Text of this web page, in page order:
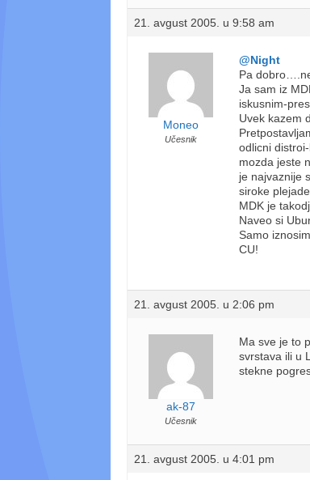
21. avgust 2005. u 9:58 am
Moneo
Učesnik
@Night
Pa
Ja sam iz
iskusnim-
Uvek kazem
odlicni
mozda jeste
je najvaznije
siroke
MDK je
Naveo si
Samo
CU!
21. avgust 2005. u 2:06 pm
ak-87
Učesnik
Ma sve je to
svrstava ili u
stekne
21. avgust 2005. u 4:01 pm